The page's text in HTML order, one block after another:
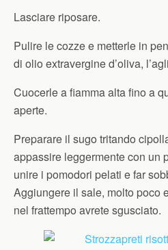
Lasciare riposare.
Pulire le cozze e metterle in
di olio extravergine d’oliva,
Cuocerle a fiamma alta fino a
aperte.
Preparare il sugo tritando
appassire leggermente con un
unire i pomodori pelati e far
Aggiungere il sale, molto poco
nel frattempo avrete sgusciato.